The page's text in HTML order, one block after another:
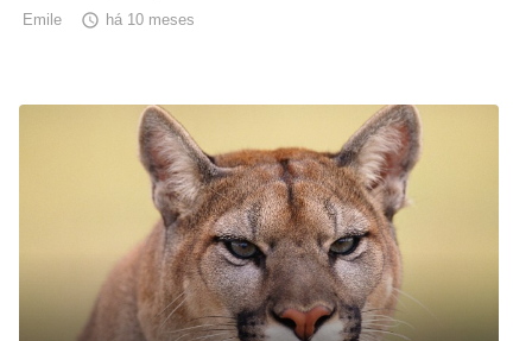
Emile  há 10 meses